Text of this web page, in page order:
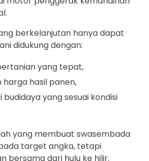
berkelanjutan hanya dapat
didukung dengan:
yang tepat,
harga hasil panen,
budidaya yang sesuai kondisi
yang membuat swasembada
target angka, tetapi
bersama dari hulu ke hilir.